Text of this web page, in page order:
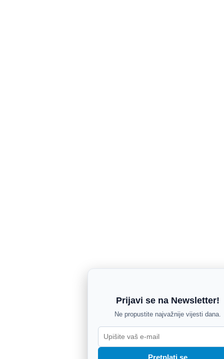
Prijavi se na Newsletter!
Ne propustite najvažnije vijesti dana.
Pretplati se